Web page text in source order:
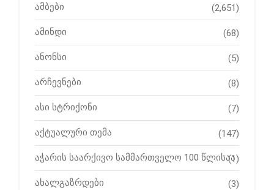
ამბები (2,651)
ამინდი (68)
ანონსი (5)
არჩევნები (8)
ასი სტრიქონი (7)
აქტუალური თემა (147)
აჭარის საარქივო სამმართველო 100 წლისაა
(1)
ახალგაზრდები (3)